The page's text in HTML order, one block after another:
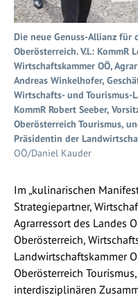
Die neue Genuss-Allianz
Oberösterreich. V.l.: KommR
Wirtschaftskammer OÖ,
Andreas Winkelhofer,
Wirtschafts- und Tourismus-
KommR Robert Seeber,
Oberösterreich Tourismus,
Präsidentin der
OÖ/Daniel Kauder
Im „kulinarischen
Strategiepartner,
Agrarressort des Landes
Oberösterreich,
Landwirtschaftskammer
Oberösterreich
interdisziplinären